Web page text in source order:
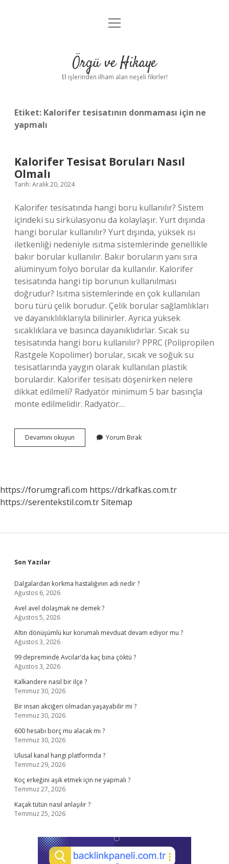
Anasayfa
Yasal Uyarı
menüyü
Örgü ve Hikaye
El işlerinden ilham alan neşeli fikirler!
Etiket: Kalorifer tesisatının donmaması için ne
yapmalı
Kalorifer Tesisat Boruları Nasıl
Olmalı
Tarih: Aralık 20, 2024
Kalorifer tesisatında hangi boru kullanılır? Sistem
içindeki su sirkülasyonu da kolaylaşır. Yurt dışında
hangi borular kullanılır? Yurt dışında, yüksek ısı
iletkenliği nedeniyle ısıtma sistemlerinde genellikle
bakır borular kullanılır. Bakır boruların yanı sıra
alüminyum folyo borular da kullanılır. Kalorifer
tesisatında hangi tip borunun kullanılması
doğrudur? Isıtma sistemlerinde en çok kullanılan
boru türü çelik borudur. Çelik borular sağlamlıkları
ve dayanıklılıklarıyla bilinirler. Ayrıca yüksek
sıcaklıklara ve basınca dayanıklıdırlar. Sıcak su
tesisatında hangi boru kullanılır? PPRC (Polipropilen
Rastgele Kopolimer) borular, sıcak ve soğuk su
tesisatlarında yaygın olarak kullanılan plastik
borulardır. Kalorifer tesisatı döşenirken nelere
dikkat edilmeli? Radyatör minimum 5 bar basınçla
monte edilmelidir. Radyatör…
Devamını okuyun Kalorifer
Tesisat
Yorum Bırak
https://forumgrafi.com https://drkafkas.com.tr
https://serentekstil.com.trSitemap
Sidebar
Son Yazılar
Dalgalardan korkma hastalığının adı nedir ?
Ağustos 6, 2026
Avel avel dolaşmak ne demek ?
Ağustos 5, 2026
Altın dönüşümlü kur korumalı mevduat devam ediyor mu ?
Ağustos 3, 2026
99 depreminde Avcılar’da kaç bina çöktü ?
Ağustos 3, 2026
Kalkandere nasıl bir ilçe ?
Temmuz 30, 2026
Bir insan akciğeri olmadan yaşayabilir mi ?
Temmuz 30, 2026
600 hesabı borç mu alacak mı ?
Temmuz 30, 2026
Ulusal kanal hangi platformda ?
Temmuz 29, 2026
Koç erkeğini aşık etmek için ne yapmalı ?
Temmuz 27, 2026
Kaçak tütün nasıl anlaşılır ?
Temmuz 25, 2026